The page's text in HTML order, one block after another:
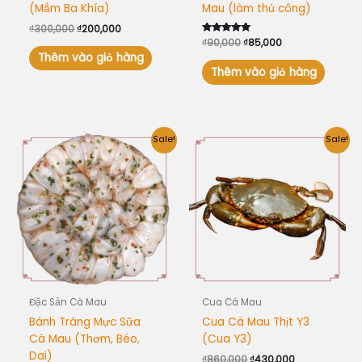
(Mắm Ba Khía)
₫300,000₫200,000
Thêm vào giỏ hàng
Mau (làm thủ công)
Được xếp
hạng
5.00
5 sao
₫90,000₫85,000
Thêm vào giỏ hàng
Sale!
Đặc Sản Cà Mau
Bánh Tráng Mực Sữa
Cà Mau (Thơm, Béo,
Dai)
Giá
gốc
là:
₫450,000.
Giá
hiện
tại
là:
₫400,000.
Sale!
Cua Cà Mau
Cua Cà Mau Thịt Y3
(Cua Y3)
₫860,000
Giá
₫860,000.
₫430,000
Giá
₫430,000.